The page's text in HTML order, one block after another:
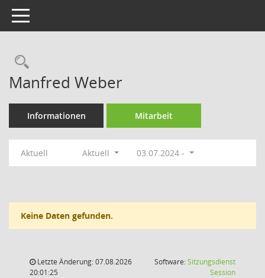
Toggle navigation
Rechercheauswahl
Manfred Weber
Informationen Mitarbeit
Aktuell Aktuell 03.07.2024 -
Keine Daten gefunden.
Letzte Änderung: 07.08.2026
20:01:25
Software:Sitzungsdienst
Session(Wird in